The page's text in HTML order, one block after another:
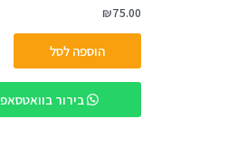
₪75.00
הוספה לסל
בירור בוואטסאפ